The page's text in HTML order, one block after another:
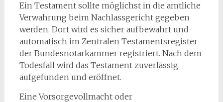
Ein Testament sollte möglichst in die amtliche
Verwahrung beim Nachlassgericht gegeben
werden. Dort wird es sicher aufbewahrt und
automatisch im Zentralen Testamentsregister
der Bundesnotarkammer registriert. Nach dem
Todesfall wird das Testament zuverlässig
aufgefunden und eröffnet.
Eine Vorsorgevollmacht oder